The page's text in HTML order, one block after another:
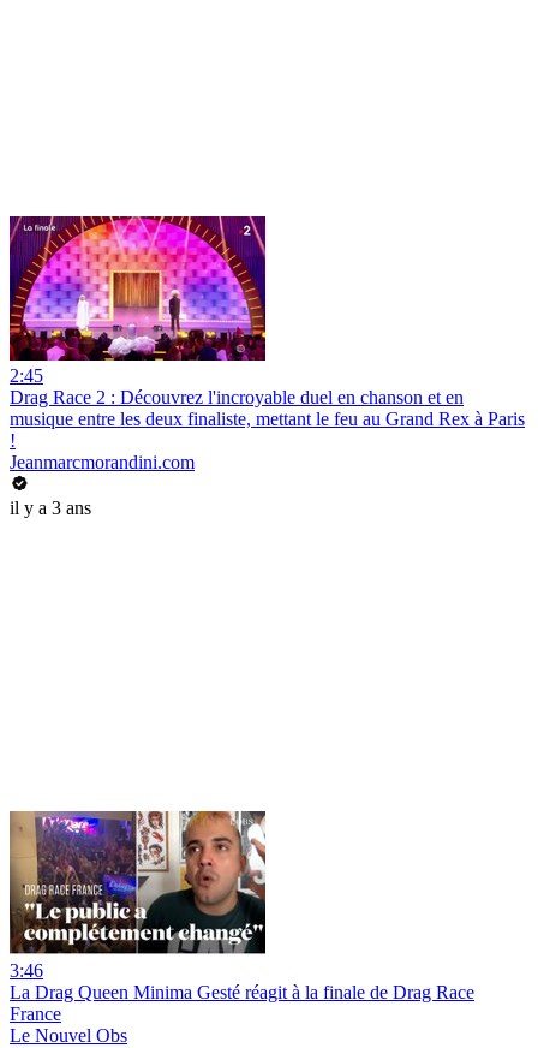
2:45
Drag Race 2 : Découvrez l'incroyable duel en chanson et en
musique entre les deux finaliste, mettant le feu au Grand Rex à Paris
!
Jeanmarcmorandini.com
il y a 3 ans
3:46
La Drag Queen Minima Gesté réagit à la finale de Drag Race
France
Le Nouvel Obs